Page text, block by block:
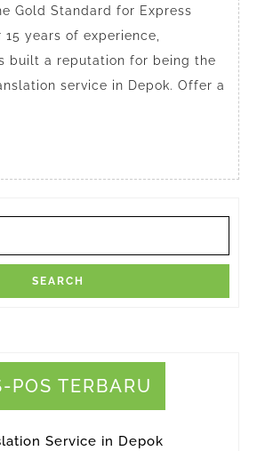
Gold Standard for Express
years of experience,
built a reputation for being the
service in Depok. Offer a
POS TERBARU
Service in Depok